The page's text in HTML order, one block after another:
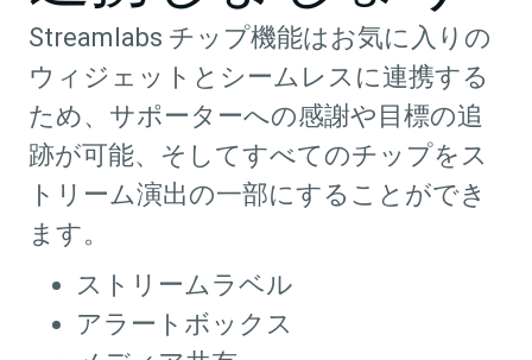
Streamlabs チップ機能はお気に入りの
ウィジェットとシームレスに連携する
ため、サポーターへの感謝や目標の追
跡が可能、そしてすべてのチップをス
トリーム演出の一部にすることができ
ます。
ストリームラベル
アラートボックス